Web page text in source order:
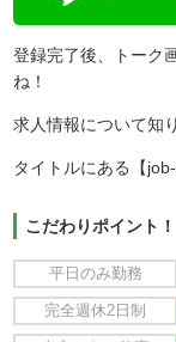
登録完了後、トーク
ね！
求人情報について知
タイトルにある【
こだわりポイント！
平日のみ勤務
完全週休2日制